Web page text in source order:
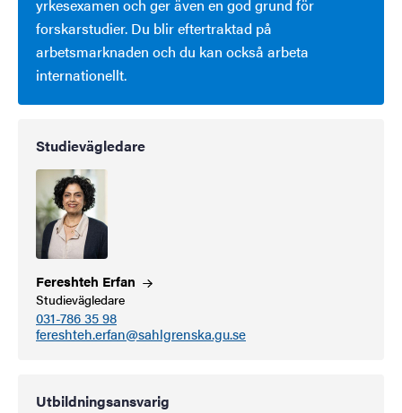
yrkesexamen och ger även en god grund för
forskarstudier. Du blir eftertraktad på
arbetsmarknaden och du kan också arbeta
internationellt.
Studievägledare
Fereshteh Erfan
Studievägledare
031-786 35 98
fereshteh.erfan@sahlgrenska.gu.se
Utbildningsansvarig